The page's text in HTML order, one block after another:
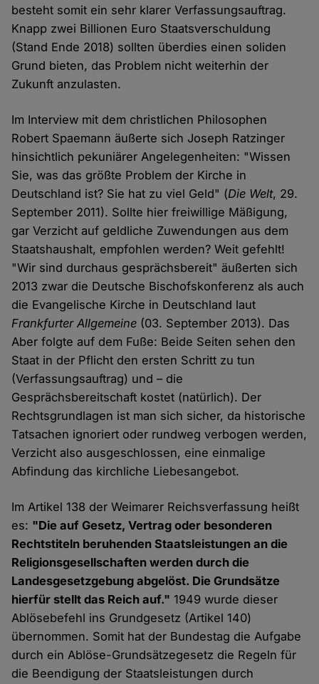
besteht somit ein sehr klarer Verfassungsauftrag.
Knapp zwei Billionen Euro Staatsverschuldung
(Stand Ende 2018) sollten überdies einen soliden
Grund bieten, das Problem nicht weiterhin der
Zukunft anzulasten.
Im Interview mit dem christlichen Philosophen
Robert Spaemann äußerte sich Joseph Ratzinger
hinsichtlich pekuniärer Angelegenheiten: "Wissen
Sie, was das größte Problem der Kirche in
Deutschland ist? Sie hat zu viel Geld" (Die Welt, 29.
September 2011). Sollte hier freiwillige Mäßigung,
gar Verzicht auf geldliche Zuwendungen aus dem
Staatshaushalt, empfohlen werden? Weit gefehlt!
"Wir sind durchaus gesprächsbereit" äußerten sich
2013 zwar die Deutsche Bischofskonferenz als auch
die Evangelische Kirche in Deutschland laut
Frankfurter Allgemeine (03. September 2013). Das
Aber folgte auf dem Fuße: Beide Seiten sehen den
Staat in der Pflicht den ersten Schritt zu tun
(Verfassungsauftrag) und – die
Gesprächsbereitschaft kostet (natürlich). Der
Rechtsgrundlagen ist man sich sicher, da historische
Tatsachen ignoriert oder rundweg verbogen werden,
Verzicht also ausgeschlossen, eine einmalige
Abfindung das kirchliche Liebesangebot.
Im Artikel 138 der Weimarer Reichsverfassung heißt
es: "Die auf Gesetz, Vertrag oder besonderen
Rechtstiteln beruhenden Staatsleistungen an die
Religionsgesellschaften werden durch die
Landesgesetzgebung abgelöst. Die Grundsätze
hierfür stellt das Reich auf." 1949 wurde dieser
Ablösebefehl ins Grundgesetz (Artikel 140)
übernommen. Somit hat der Bundestag die Aufgabe
durch ein Ablöse-Grundsätzegesetz die Regeln für
die Beendigung der Staatsleistungen durch